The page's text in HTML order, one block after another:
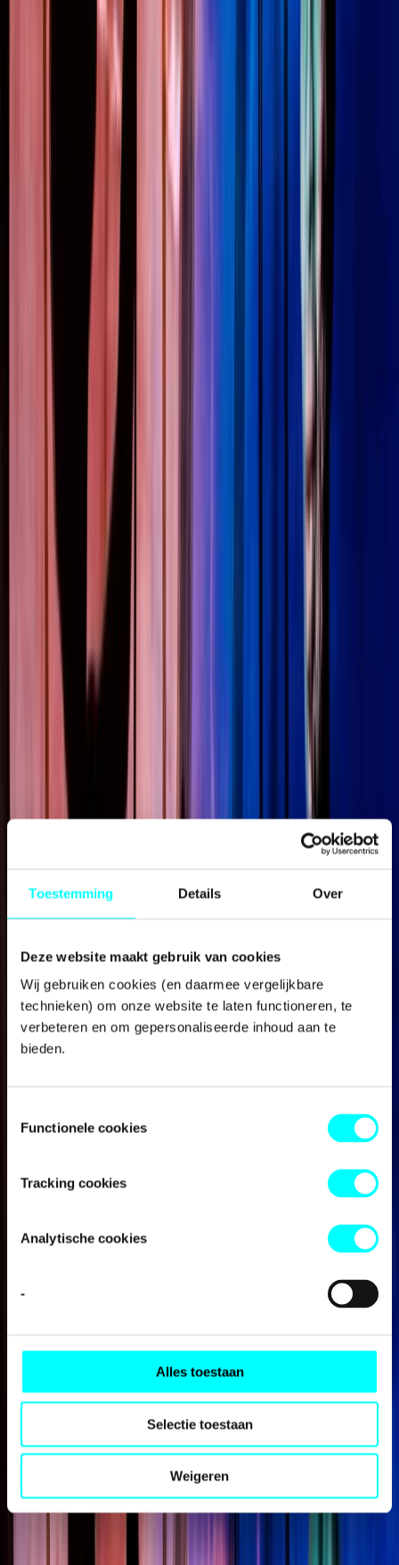
Toestemming Details Over
Deze website maakt gebruik van cookies
Wij gebruiken cookies (en daarmee vergelijkbare
technieken) om onze website te laten functioneren, te
verbeteren en om gepersonaliseerde inhoud aan te
bieden.
Functionele cookies
Tracking cookies
Analytische cookies
-
Alles toestaan
Selectie toestaan
Weigeren
Internationalisering
Aanvragers op Aruba, Bonaire, Curaçao, Sint-Maarten, Saba
Hulp & Uitleg